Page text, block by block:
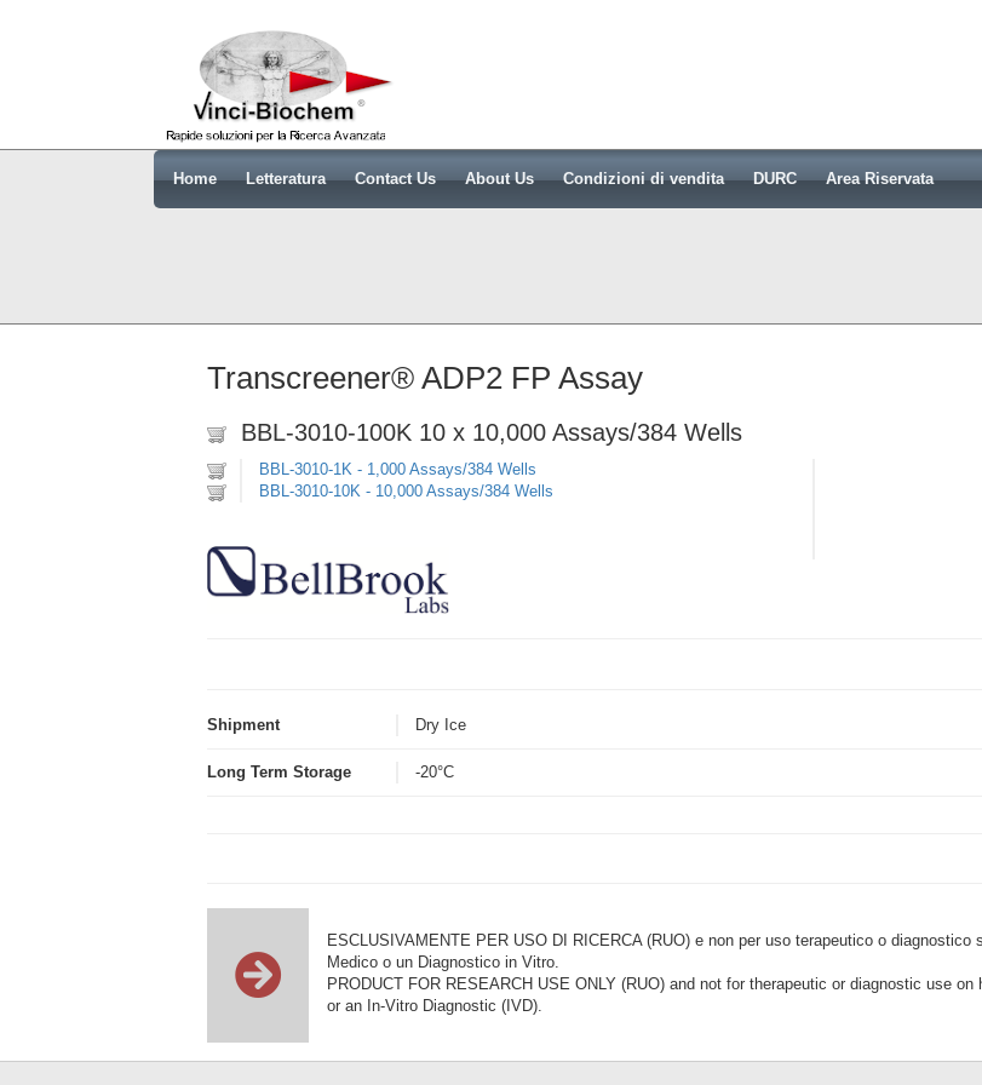
Home Letteratura Contact Us About Us Condizioni di vendita DURC Area Riservata
Transcreener® ADP2 FP Assay
BBL-3010-100K 10 x 10,000 Assays/384 Wells
BBL-3010-1K - 1,000 Assays/384 Wells
BBL-3010-10K - 10,000 Assays/384 Wells
Shipment Dry Ice
Long Term Storage -20°C
ESCLUSIVAMENTE PER USO DI RICERCA (RUO) e non per uso terapeutico o
Medico o un Diagnostico in Vitro.
PRODUCT FOR RESEARCH USE ONLY (RUO) and not for therapeutic or diagnostic use
or an In-Vitro Diagnostic (IVD).